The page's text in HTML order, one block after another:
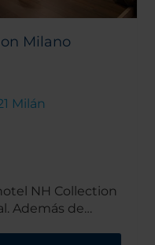
Milano
Milán
NH Collection
Además de